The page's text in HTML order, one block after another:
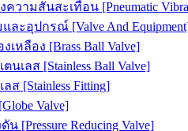
วามสั่นสะเทือน [Pneumatic
ละอุปกรณ์ [Valve And
เหลือง [Brass Ball Valve]
นเลส [Stainless Ball Valve]
ส [Stainless Fitting]
Valve]
[Pressure Reducing Valve]